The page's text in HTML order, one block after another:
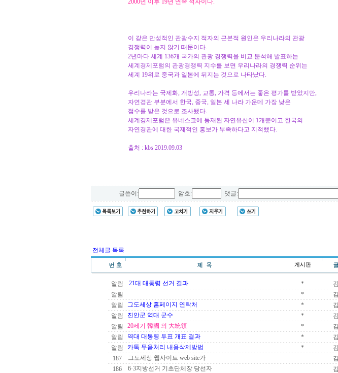
2000년 이후 19년 연속 적자이다.
이 같은 만성적인 관광수지 적자의 근본적 원인은 우리나라의 관광
경쟁력이 높지 않기 때문이다.
2년마다 세계 136개 국가의 관광 경쟁력을 비교 분석해 발표하는
세계경제포럼의 관광경쟁력 지수를 보면 우리나라의 경쟁력 순위는
세계 19위로 중국과 일본에 뒤지는 것으로 나타났다.
우리나라는 국제화, 개방성, 교통, 가격 등에서는 좋은 평가를 받았지만,
자연경관 부분에서 한국, 중국, 일본 세 나라 가운데 가장 낮은
점수를 받은 것으로 조사됐다.
세계경제포럼은 유네스코에 등재된 자연유산이 1개뿐이고 한국의
자연경관에 대한 국제적인 홍보가 부족하다고 지적했다.
출처 : kbs 2019.09.03
글쓴이: 암호: 댓글:
전체글 목록
게시판
알림 21대 대통령 선거 결과 *
알림
*
알림
그도세상 홈페이지 연락처 *
알림
진안군 역대 군수 *
알림
20세기 韓國 의 大統領 *
알림
역대 대통령 투표 개표 결과 *
알림
카톡 무음처리 내용삭제방법 *
187
그도세상 웹사이트 web site가
186
6·3지방선거 기초단체장 당선자